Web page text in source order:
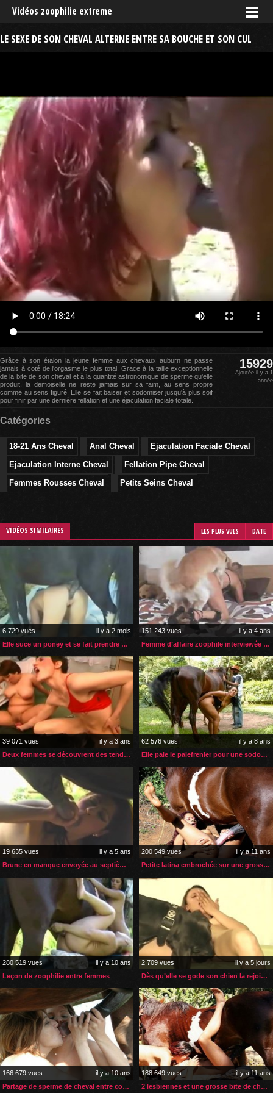
Vidéos zoophilie extreme
LE SEXE DE SON CHEVAL ALTERNE ENTRE SA BOUCHE ET SON CUL
Grâce à son étalon la jeune femme aux chevaux auburn ne passe
jamais à coté de l'orgasme le plus total. Grace à la taille exceptionnelle
de la bite de son cheval et à la quantité astronomique de sperme qu'elle
produit, la demoiselle ne reste jamais sur sa faim, au sens propre
comme au sens figuré. Elle se fait baiser et sodomiser jusqu'à plus soif
pour finir par une dernière fellation et une éjaculation faciale totale.
15929
Ajoutée il y a 1
année
Catégories
18-21 Ans Cheval Anal Cheval
Ejaculation Faciale Cheval
Ejaculation Interne Cheval
Fellation Pipe Cheval
Femmes Rousses Cheval
Petits Seins Cheval
VIDÉOS SIMILAIRES LES PLUS VUES DATE
6 729 vues
il y a 2 mois
Elle suce un poney et se fait prendre en levrette par l’autre
151 243 vues
il y a 4 ans
Femme d’affaire zoophile interviewée sur son amant canin
39 071 vues
il y a 3 ans
Deux femmes se découvrent des tendances lesbiennes et zoophiles
62 576 vues
il y a 8 ans
Elle paie le palefrenier pour une sodomie zoophile
19 635 vues
il y a 5 ans
Brune en manque envoyée au septième ciel par son cheval
200 549 vues
il y a 11 ans
Petite latina embrochée sur une grosse bite de cheval
280 519 vues
il y a 10 ans
Leçon de zoophilie entre femmes
2 709 vues
il y a 5 jours
Dès qu’elle se gode son chien la rejoint pour la faire jouir
166 679 vues
il y a 10 ans
Partage de sperme de cheval entre copines
188 649 vues
il y a 11 ans
2 lesbiennes et une grosse bite de cheval